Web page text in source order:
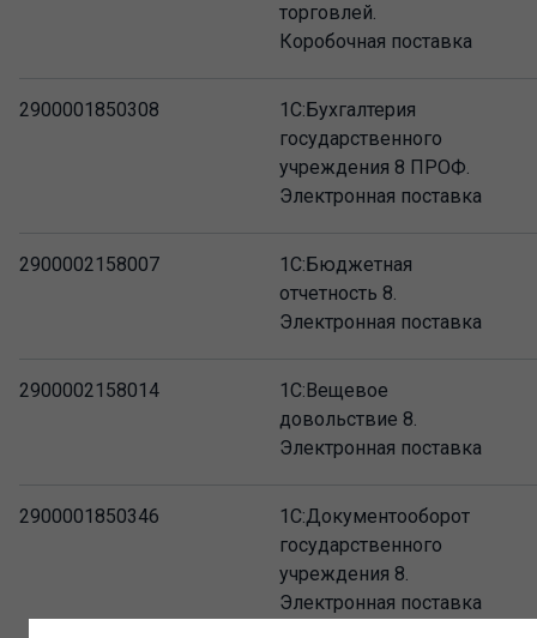
торговлей.
Коробочная поставка
2900001850308
1С:Бухгалтерия
государственного
учреждения 8 ПРОФ.
Электронная поставка
2900002158007
1С:Бюджетная
отчетность 8.
Электронная поставка
2900002158014
1С:Вещевое
довольствие 8.
Электронная поставка
2900001850346
1С:Документооборот
государственного
учреждения 8.
Электронная поставка